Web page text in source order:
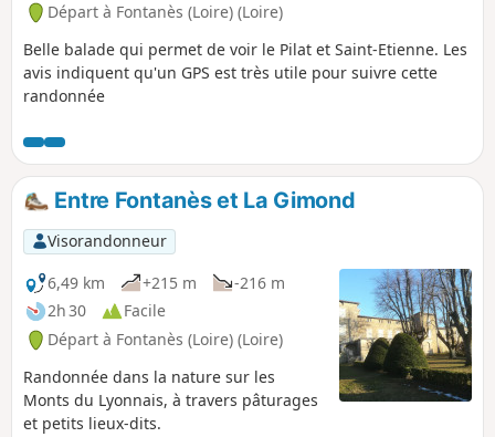
Départ à Fontanès (Loire) (Loire)
Belle balade qui permet de voir le Pilat et Saint-Etienne. Les
avis indiquent qu'un GPS est très utile pour suivre cette
randonnée
Entre Fontanès et La Gimond
Visorandonneur
6,49 km
+215 m
-216 m
2h 30
Facile
Départ à Fontanès (Loire) (Loire)
Randonnée dans la nature sur les
Monts du Lyonnais, à travers pâturages
et petits lieux-dits.